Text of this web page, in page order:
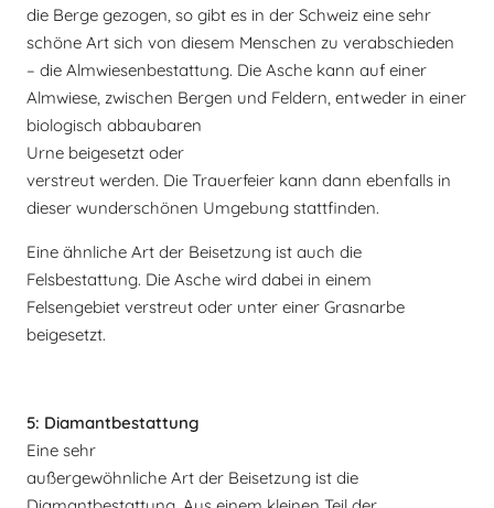
die Berge gezogen, so gibt es in der Schweiz eine sehr
schöne Art sich von diesem Menschen zu verabschieden
– die Almwiesenbestattung. Die Asche kann auf einer
Almwiese, zwischen Bergen und Feldern, entweder in einer
biologisch abbaubaren
Urne beigesetzt oder
verstreut werden. Die Trauerfeier kann dann ebenfalls in
dieser wunderschönen Umgebung stattfinden.
Eine ähnliche Art der Beisetzung ist auch die
Felsbestattung. Die Asche wird dabei in einem
Felsengebiet verstreut oder unter einer Grasnarbe
beigesetzt.
5: Diamantbestattung
Eine sehr
außergewöhnliche Art der Beisetzung ist die